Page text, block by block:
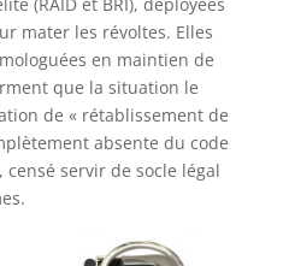
mater les révoltes. Elles
en maintien de
que la situation le
de « rétablissement de
absente du code
servir de socle légal